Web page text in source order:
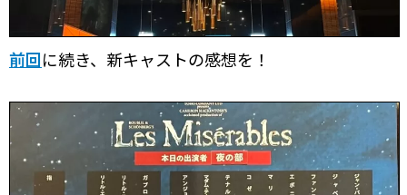
前回に続き、新キャストの感想を！